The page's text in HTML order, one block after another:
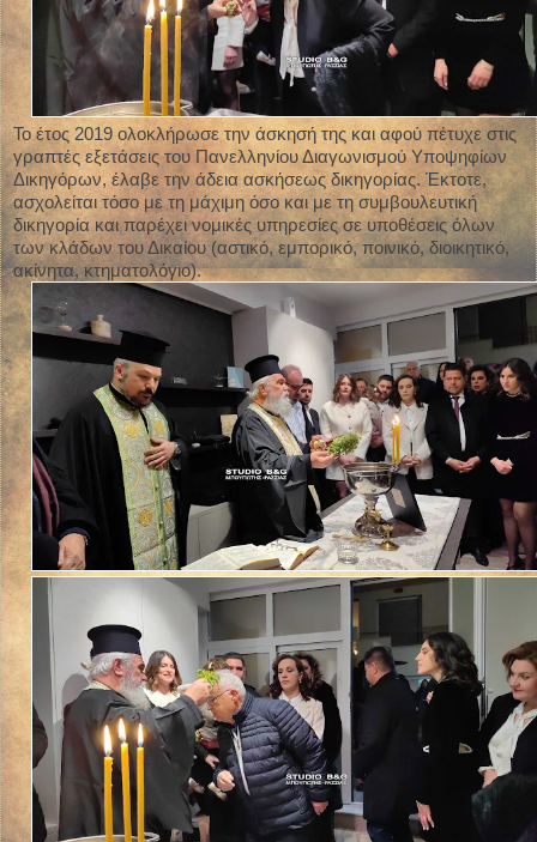
Το έτος 2019 ολοκλήρωσε την άσκησή της και αφού πέτυχε στις
γραπτές εξετάσεις του Πανελληνίου Διαγωνισμού Υποψηφίων
Δικηγόρων, έλαβε την άδεια ασκήσεως δικηγορίας. Έκτοτε,
ασχολείται τόσο με τη μάχιμη όσο και με τη συμβουλευτική
δικηγορία και παρέχει νομικές υπηρεσίες σε υποθέσεις όλων
των κλάδων του Δικαίου (αστικό, εμπορικό, ποινικό, διοικητικό,
ακίνητα, κτηματολόγιο).